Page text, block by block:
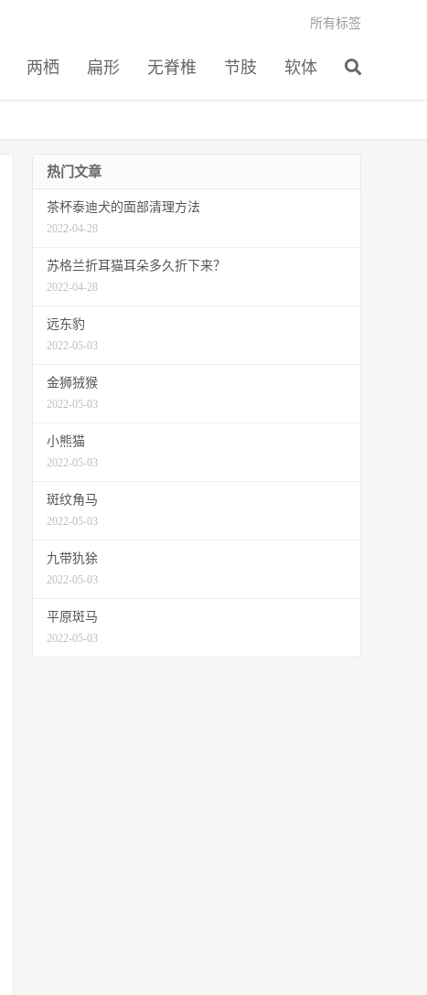
两栖 扁形 无脊椎 节肢 软体
所有标签
热门文章
茶杯泰迪犬的面部清理方法
2022-04-28
苏格兰折耳猫耳朵多久折下来？
2022-04-28
远东豹
2022-05-03
金狮狨猴
2022-05-03
小熊猫
2022-05-03
斑纹角马
2022-05-03
九带犰狳
2022-05-03
平原斑马
2022-05-03